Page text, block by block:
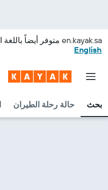
en.kayak.sa متوفر أيضاً باللغة
English
بحث حالة رحلة الطيران